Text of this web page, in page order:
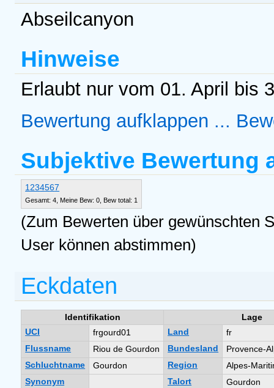
Abseilcanyon
Hinweise
Erlaubt nur vom 01. April bis
Bewertung aufklappen ...
Subjektive Bewertung
1 234567
Gesamt: 4, Meine Bew: 0, Bew total: 1
(Zum Bewerten über gewünschten
User können abstimmen)
Eckdaten
Identifikation
Lage
UCI
frgourd01 Land
fr
Flussname
Riou de Gourdon Bundesland
Provence-
Schluchtname
Gourdon Region
Alpes-
Synonym
Talort Gourdon